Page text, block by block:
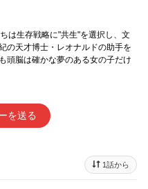
は生存戦略に"共生"を選択し、文
天才博士・レオナルドの助手を
頭脳は確かな夢のある女の子だけ
を送る
1話から